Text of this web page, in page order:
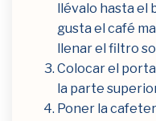
llévalo hasta el
gusta el café
llenar el filtro
Colocar el
la parte
Poner la